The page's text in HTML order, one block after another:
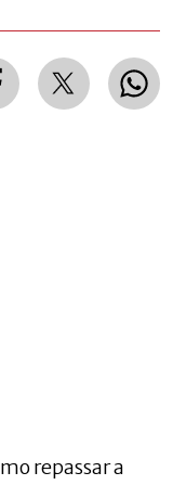
repassar a